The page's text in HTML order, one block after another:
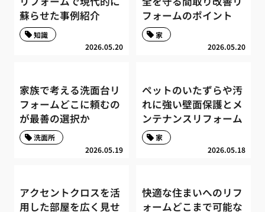
蘇らせた事例紹介
2026.05.20
知識
フォームのポイント
2026.05.20
家
家族で考える洗面台リ
フォームどこに頼むの
が最善の選択か
2026.05.19
洗面所
ペットのいたずらや汚
れに強い壁面保護とメ
ンテナンスリフォーム
2026.05.18
家
アクセントクロスを活
用した部屋を広く見せ
快適な住まいへのリフ
ォームどこまで可能な